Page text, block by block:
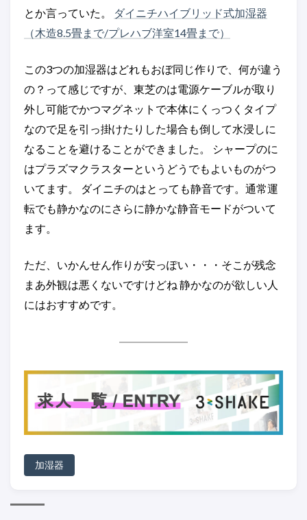
とか言っていた。
ダイニチハイブリッド式加湿器
（木造8.5畳まで/プレハブ洋室14畳まで）
この3つの加湿器はどれもおぼ同じ作りで、何が違う
の？って感じですが、東芝のは電源ケーブルが取り
外し可能でかつマグネットで本体にくっつくタイプ
なので足を引っ掛けたりした場合も倒して水浸しに
なることを避けることができました。 シャープのに
はプラズマクラスターというどうでもよいものがつ
いてます。 ダイニチのはとっても静音です。通常運
転でも静かなのにさらに静かな静音モードがついて
ます。
ただ、いかんせん作りが安っぽい・・・そこが残念
まあ外観は悪くないですけどね 静かなのが欲しい人
にはおすすめです。
加湿器